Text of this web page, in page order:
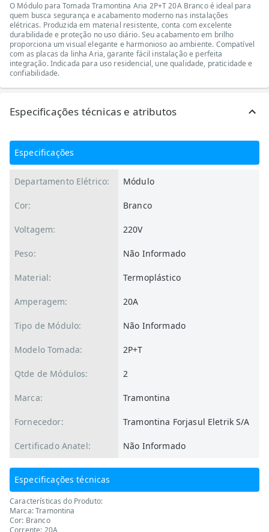
O Módulo para Tomada Tramontina Aria 2P+T 20A Branco é ideal para
quem busca segurança e acabamento moderno nas instalações
elétricas. Produzida em material resistente, conta com excelente
durabilidade e proteção no uso diário. Seu acabamento em brilho
proporciona um visual elegante e harmonioso ao ambiente. Compatível
com as placas da linha Aria, garante fácil instalação e perfeita
integração. Indicada para uso residencial, une qualidade, praticidade e
confiabilidade.
Especificações técnicas e atributos
Especificações
Departamento Elétrico: Módulo
Cor: Branco
Voltagem: 220V
Peso: Não Informado
Material: Termoplástico
Amperagem: 20A
Tipo de Módulo: Não Informado
Modelo Tomada: 2P+T
Qtde de Módulos: 2
Marca: Tramontina
Fornecedor: Tramontina Forjasul Eletrik S/A
Certificado Anatel: Não Informado
Especificações técnicas
Características do Produto:
Marca: Tramontina
Cor: Branco
Corrente: 20A